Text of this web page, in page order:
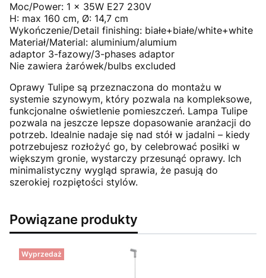
Moc/Power: 1 x 35W E27 230V
H: max 160 cm, Ø: 14,7 cm
Wykończenie/Detail finishing: białe+białe/white+white
Materiał/Material: aluminium/alumium
adaptor 3-fazowy/3-phases adaptor
Nie zawiera żarówek/bulbs excluded
Oprawy Tulipe są przeznaczona do montażu w
systemie szynowym, który pozwala na kompleksowe,
funkcjonalne oświetlenie pomieszczeń. Lampa Tulipe
pozwala na jeszcze lepsze dopasowanie aranżacji do
potrzeb. Idealnie nadaje się nad stół w jadalni – kiedy
potrzebujesz rozłożyć go, by celebrować posiłki w
większym gronie, wystarczy przesunąć oprawy. Ich
minimalistyczny wygląd sprawia, że pasują do
szerokiej rozpiętości stylów.
Powiązane produkty
Wyprzedaż